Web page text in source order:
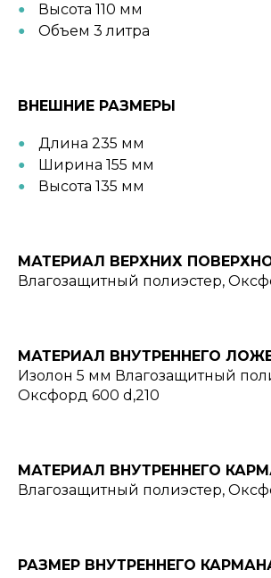
Высота 110 мм
Объем 3 литра
ВНЕШНИЕ РАЗМЕРЫ
Длина 235 мм
Ширина 155 мм
Высота 135 мм
МАТЕРИАЛ ВЕРХНИХ
Влагозащитный полиэстер,
МАТЕРИАЛ ВНУТРЕННЕГО
Изолон 5 мм Влагозащитный
Оксфорд 600 d,210
МАТЕРИАЛ ВНУТРЕННЕГО
Влагозащитный полиэстер,
РАЗМЕР ВНУТРЕННЕГО